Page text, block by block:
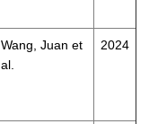
Wang, Juan et
al.
2024